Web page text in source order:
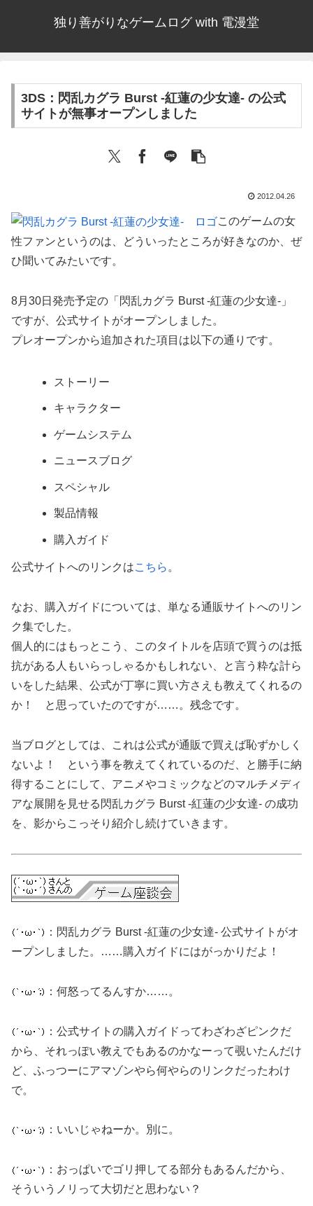
独り善がりなゲームログ with 電漫堂
3DS：閃乱カグラ Burst ‐紅蓮の少女達‐ の公式
サイトが無事オープンしました
2012.04.26
このゲームの女
性ファンというのは、どういったところが好きなのか、ぜ
ひ聞いてみたいです。
8月30日発売予定の「閃乱カグラ Burst ‐紅蓮の少女達‐」
ですが、公式サイトがオープンしました。
プレオープンから追加された項目は以下の通りです。
ストーリー
キャラクター
ゲームシステム
ニュースブログ
スペシャル
製品情報
購入ガイド
公式サイトへのリンクはこちら 。
なお、購入ガイドについては、単なる通販サイトへのリン
ク集でした。
個人的にはもっとこう、このタイトルを店頭で買うのは抵
抗がある人もいらっしゃるかもしれない、と言う粋な計ら
いをした結果、公式が丁寧に買い方さえも教えてくれるの
か！ と思っていたのですが……。残念です。
当ブログとしては、これは公式が通販で買えば恥ずかしく
ないよ！ という事を教えてくれているのだ、と勝手に納
得することにして、アニメやコミックなどのマルチメディ
アな展開を見せる閃乱カグラ Burst ‐紅蓮の少女達‐ の成功
を、影からこっそり紹介し続けていきます。
：閃乱カグラ Burst ‐紅蓮の少女達‐ 公式サイトがオ
ープンしました。……購入ガイドにはがっかりだよ！
：何怒ってるんすか……。
：公式サイトの購入ガイドってわざわざピンクだ
から、それっぽい教えでもあるのかなーって覗いたんだけ
ど、ふっつーにアマゾンやら何やらのリンクだったわけ
で。
：いいじゃねーか。別に。
：おっぱいでゴリ押してる部分もあるんだから、
そういうノリって大切だと思わない？